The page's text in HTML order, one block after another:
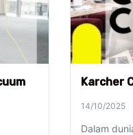
Karcher
14/10/2025
Dalam